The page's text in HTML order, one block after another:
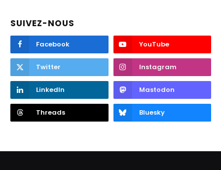
SUIVEZ-NOUS
Facebook YouTube
Twitter Instagram
LinkedIn Mastodon
Threads Bluesky